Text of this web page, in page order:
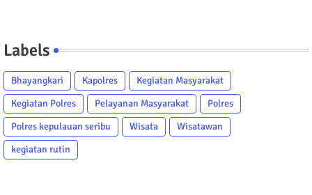
Labels
Bhayangkari Kapolres
Kegiatan Masyarakat
Kegiatan Polres
Pelayanan Masyarakat
Polres
Polres kepulauan seribu
Wisata
Wisatawan
kegiatan rutin